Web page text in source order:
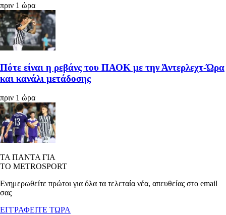
πριν 1 ώρα
Πότε είναι η ρεβάνς του ΠΑΟΚ με την Άντερλεχτ-Ώρα
και κανάλι μετάδοσης
πριν 1 ώρα
ΤΑ ΠΑΝΤΑ ΓΙΑ
ΤΟ METROSPORT
Ενημερωθείτε πρώτοι για όλα τα τελεταία νέα, απευθείας στο email
σας
ΕΓΓΡΑΦΕΙΤΕ ΤΩΡΑ